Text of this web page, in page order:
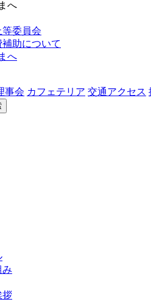
へ
委員会
助について
へ
事会 カフェテリア 交通アクセス
み
拶